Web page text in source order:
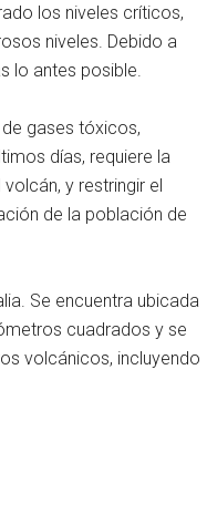
los niveles críticos,
niveles. Debido a
lo antes posible.
gases tóxicos,
días, requiere la
y restringir el
de la población de
Se encuentra ubicada
cuadrados y se
volcánicos, incluyendo